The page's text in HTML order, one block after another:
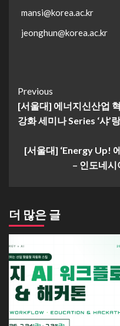
mansi@korea.ac.kr
jeonghun@korea.ac.kr
Continue
Reading
Previous
[서울대] 에너지신산업
강화 세미나 Series ‘샤’
[서울대] ‘Energy Up!
– 인도네시
더 많은 글